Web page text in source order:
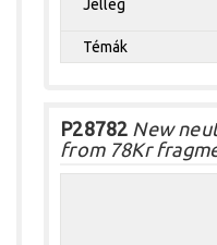
Jelleg
Témák
P28782 New
from 78Kr